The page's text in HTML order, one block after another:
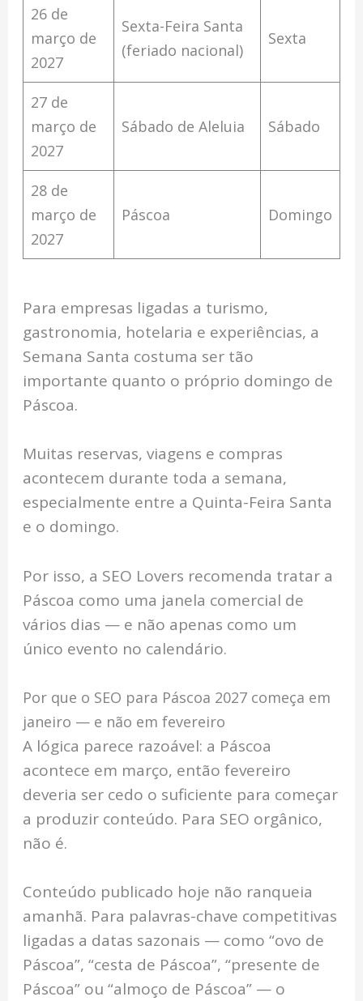
26 de
março de
2027
Sexta-Feira Santa
(feriado nacional)
Sexta
27 de
março de
2027
Sábado de Aleluia Sábado
28 de
março de
2027
Páscoa Domingo
Para empresas ligadas a turismo,
gastronomia, hotelaria e experiências, a
Semana Santa costuma ser tão
importante quanto o próprio domingo de
Páscoa.
Muitas reservas, viagens e compras
acontecem durante toda a semana,
especialmente entre a Quinta-Feira Santa
e o domingo.
Por isso, a SEO Lovers recomenda tratar a
Páscoa como uma janela comercial de
vários dias — e não apenas como um
único evento no calendário.
Por que o SEO para Páscoa 2027 começa em
janeiro — e não em fevereiro
A lógica parece razoável: a Páscoa
acontece em março, então fevereiro
deveria ser cedo o suficiente para começar
a produzir conteúdo. Para SEO orgânico,
não é.
Conteúdo publicado hoje não ranqueia
amanhã. Para palavras-chave competitivas
ligadas a datas sazonais — como “ovo de
Páscoa”, “cesta de Páscoa”, “presente de
Páscoa” ou “almoço de Páscoa” — o